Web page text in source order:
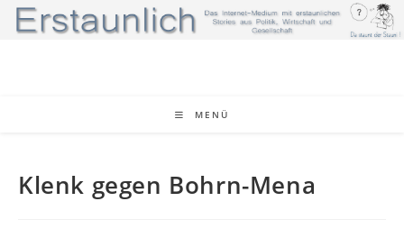
MENÜ
Klenk gegen Bohrn-Mena